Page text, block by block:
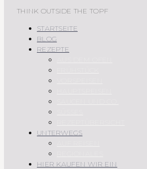
THINK OUTSIDE THE TOPF
STARTSEITE
BLOG
REZEPTE
UNTERWEGS
HIER KAUFEN WIR EIN